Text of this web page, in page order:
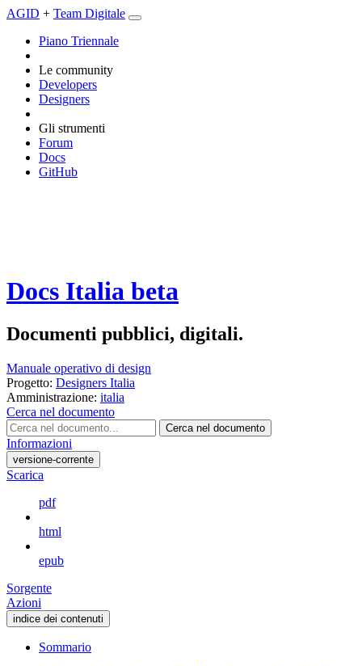
AGID + Team Digitale
Piano Triennale
Le community
Developers
Designers
Gli strumenti
Forum
Docs
GitHub
Docs Italia beta
Documenti pubblici, digitali.
Manuale operativo di design
Progetto: Designers Italia
Amministrazione: italia
Cerca nel documento
Cerca nel documento
Informazioni
versione-corrente
Scarica
pdf
html
epub
Sorgente
Azioni
indice dei contenuti
Sommario